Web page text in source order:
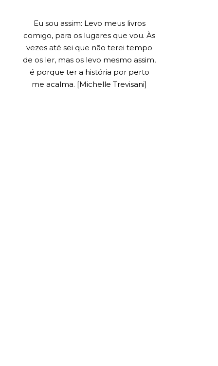
Eu sou assim: Levo meus livros
comigo, para os lugares que vou. Às
vezes até sei que não terei tempo
de os ler, mas os levo mesmo assim,
é porque ter a história por perto
me acalma. [Michelle Trevisani]